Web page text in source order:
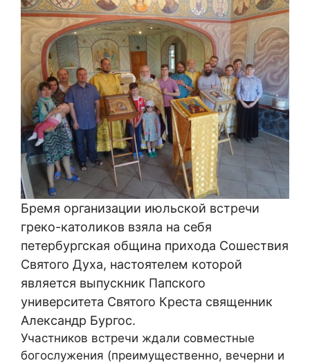
Бремя организации июльской встречи
греко-католиков взяла на себя
петербургская община прихода Сошествия
Святого Духа, настоятелем которой
является выпускник Папского
университета Святого Креста священник
Александр Бургос.
Участников встречи ждали совместные
богослужения (преимущественно, вечерни и